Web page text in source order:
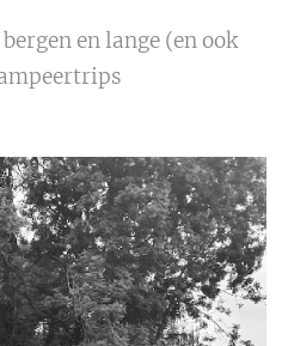
en lange (en ook